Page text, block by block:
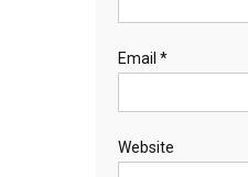
Email *
Website